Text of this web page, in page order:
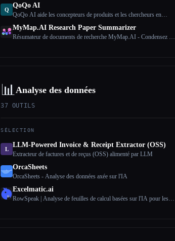
Q
QoQo AI
QoQo AI aide les concepteurs de produits et les chercheurs en
à la recherche en fournissant un accès rapide et efficace aux
informations issues de la recherche.
MyMap.AI Research Paper Summarizer
Résumateur de documents de recherche MyMap.AI - Condensez des
📊 Analyse des données
37 OUTILS
SÉLECTION
L
LLM-Powered Invoice & Receipt Extractor (OSS)
Extracteur de factures et de reçus (OSS) alimenté par LLM
OrcaSheets
OrcaSheets - Analyse des données axée sur l'IA
Excelmatic.ai
RowSpeak | Analyse de feuilles de calcul basées sur l'IA pour les